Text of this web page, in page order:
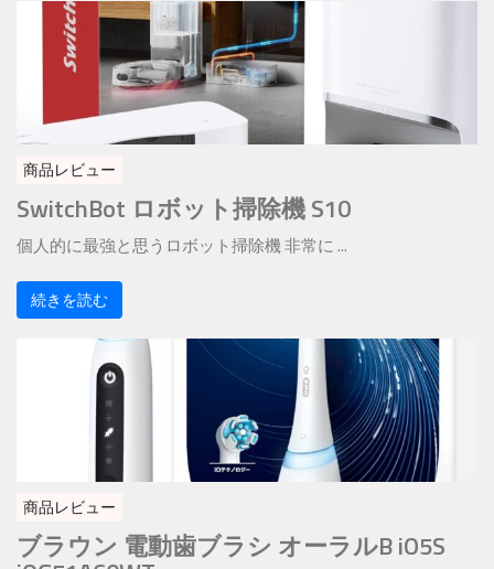
商品レビュー
SwitchBot ロボット掃除機 S10
個人的に最強と思うロボット掃除機 非常に ...
続きを読む
商品レビュー
ブラウン 電動歯ブラシ オーラルB iO5S